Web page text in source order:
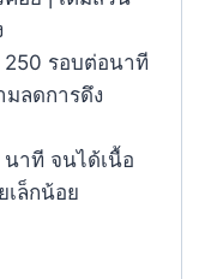
รอบต่อนาที
ลดการดึง
าที จนได้เนื้อ
เล็กน้อย